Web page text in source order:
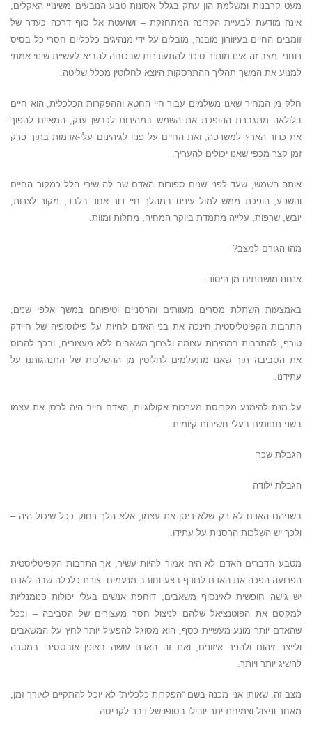
מעט קרבנות ומשלמת הון עתק בגלל אסונות טבע הנובעים משינויי האקלים,
אינה מודעת לבעיית הקרינה המתחזקת – ושועטת אל סוף דרכה כעדר של
זומבים החיים בעיוורון מובנה, מובלים על ידי מנהיגים כלכליים חסרי כל בסיס
רוחני. מצב זה אינו מותיר סיכוי להתעוררות שבכוחה להביא לעשיית שינוי אמתי
למנוע את המשך תהליך ההתרסקות היוצא לחלוטין מכלל שליטה.
חלק מן המחיר שאנו משלמים עבור חיי החטא וההפקרות הכלכלית, הוא חיים
בלולאה מתגברת ההופכת את השמש במהירות לכבשן ענק, המאיים להפוך
את כדור הארץ למשרפה, ואת החיים על פניו לגיהינום עלי-אדמות בתוך פרק
זמן קצר מכפי שאנו יכולים להעריך.
אותה השמש, שעד לפני שנים ספורות האדם שר לה שירי הלל כמקור החיים
והשפע, הופכת ממש למול עינינו במהלך חיי דור אחד בלבד, מקור לצרות,
יובש, שרפות, עלייה מתמדת ביוקר המחיה, מחלות ומוות.
מהו הגורם למצב?
אנחנו מושחתים מן היסוד.
באמצעות השתלת מסרים מעוותים והרסניים וטיפוחם במשך אלפי שנים,
התרבות הקפיטליסטית חינכה את בני האדם לחיות על פילוסופיה של חיידק
טורף, להתרבות במהירות עצומה ולצרוך משאבים ללא מעצורים, ובכך להרוס
את הסביבה תוך שאנו מתעלמים לחלוטין מן ההשלכות של התנהגותנו על
עתידנו.
על מנת להימנע מקריסת מערכות אקולוגיות, האדם חייב היה לרסן את עצמו
בשני תחומים בעלי חשיבות קיומית.
הגבלת שכר
הגבלת ילודה
בשניהם האדם לא רק שלא ריסן את עצמו, אלא הלך רחוק ככל שיכול היה –
ולכך יש השלכות הרסנית על עתידו.
מטבע הדברים האדם לא היה אמור להיות עשיר, אך התרבות הקפיטליסטית
הפרועה הפכה את האדם לרודף בצע וחובב מנעמים. צורת כלכלה שבה לאדם
יש גישה חופשית לאינסוף משאבים, דוחפת אנשים בעלי יכולות פנומנליות
למקסם את הפוטנציאל שלהם לניצול חסר מעצורים של הסביבה – וככל
שהאדם יותר מונע מעשיית כסף, הוא מסוגל להפעיל יותר לחץ על המשאבים
ולייצר זיהום ולהפר איזונים, ואת זה האדם עושה באופן אובססיבי במטרה
להשיג יותר ויותר.
מצב זה, שאותו אני מכנה בשם “הפקרות כלכלית” לא יוכל להתקיים לאורך זמן,
מאחר וניצול וצמיחת יתר יובילו בסופו של דבר לקריסה.